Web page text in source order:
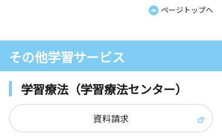
ページトップへ
その他学習サービス
学習療法（学習療法センター）
資料請求